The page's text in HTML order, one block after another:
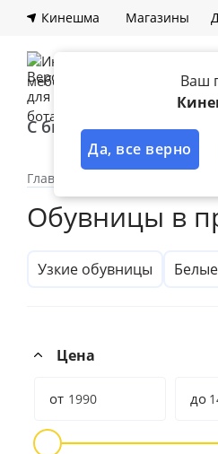
Ваш
Да, все верно
Кинешма Магазины
С быстрой доставкой
Главная
Обувницы в
Узкие обувницы
Цена
от до